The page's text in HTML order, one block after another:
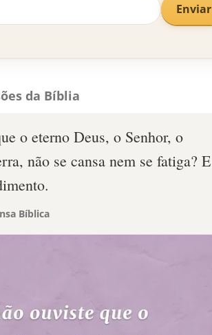
Enviar
da Bíblia
o eterno Deus, o Senhor, o
não se cansa nem se fatiga? E
Bíblica